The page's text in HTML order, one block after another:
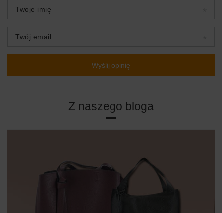
Twoje imię
Twój email
Wyślij opinię
Z naszego bloga